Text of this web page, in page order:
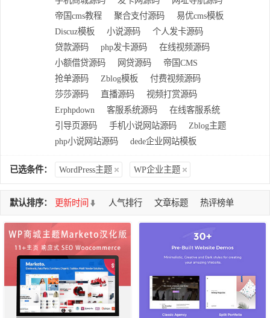
帝国cms教程
聚合支付源码
易优cms模板
Discuz模板
小说源码
个人发卡源码
贷款源码
php发卡源码
在线视频源码
小额借贷源码
网贷源码
帝国CMS
抢单源码
Zblog模板
付费视频源码
莎莎源码
直播源码
视频打赏源码
Erphpdown
客服系统源码
在线客服系统
引导页源码
手机小说网站源码
Zblog主题
php小说网站源码
dede企业网站模板
已选条件： WordPress主题 WP企业主题
默认排序： 更新时间 人气排行 文章标题
热评榜单
共查询到 16 个DEMO